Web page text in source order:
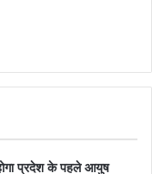
प्रदेश के पहले आयुष